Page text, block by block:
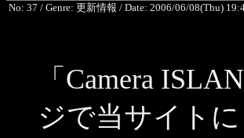
No: 37 / Genre: 更新情報 / Date: 2006/06/08(Thu)
「Camera
ジで当サイト